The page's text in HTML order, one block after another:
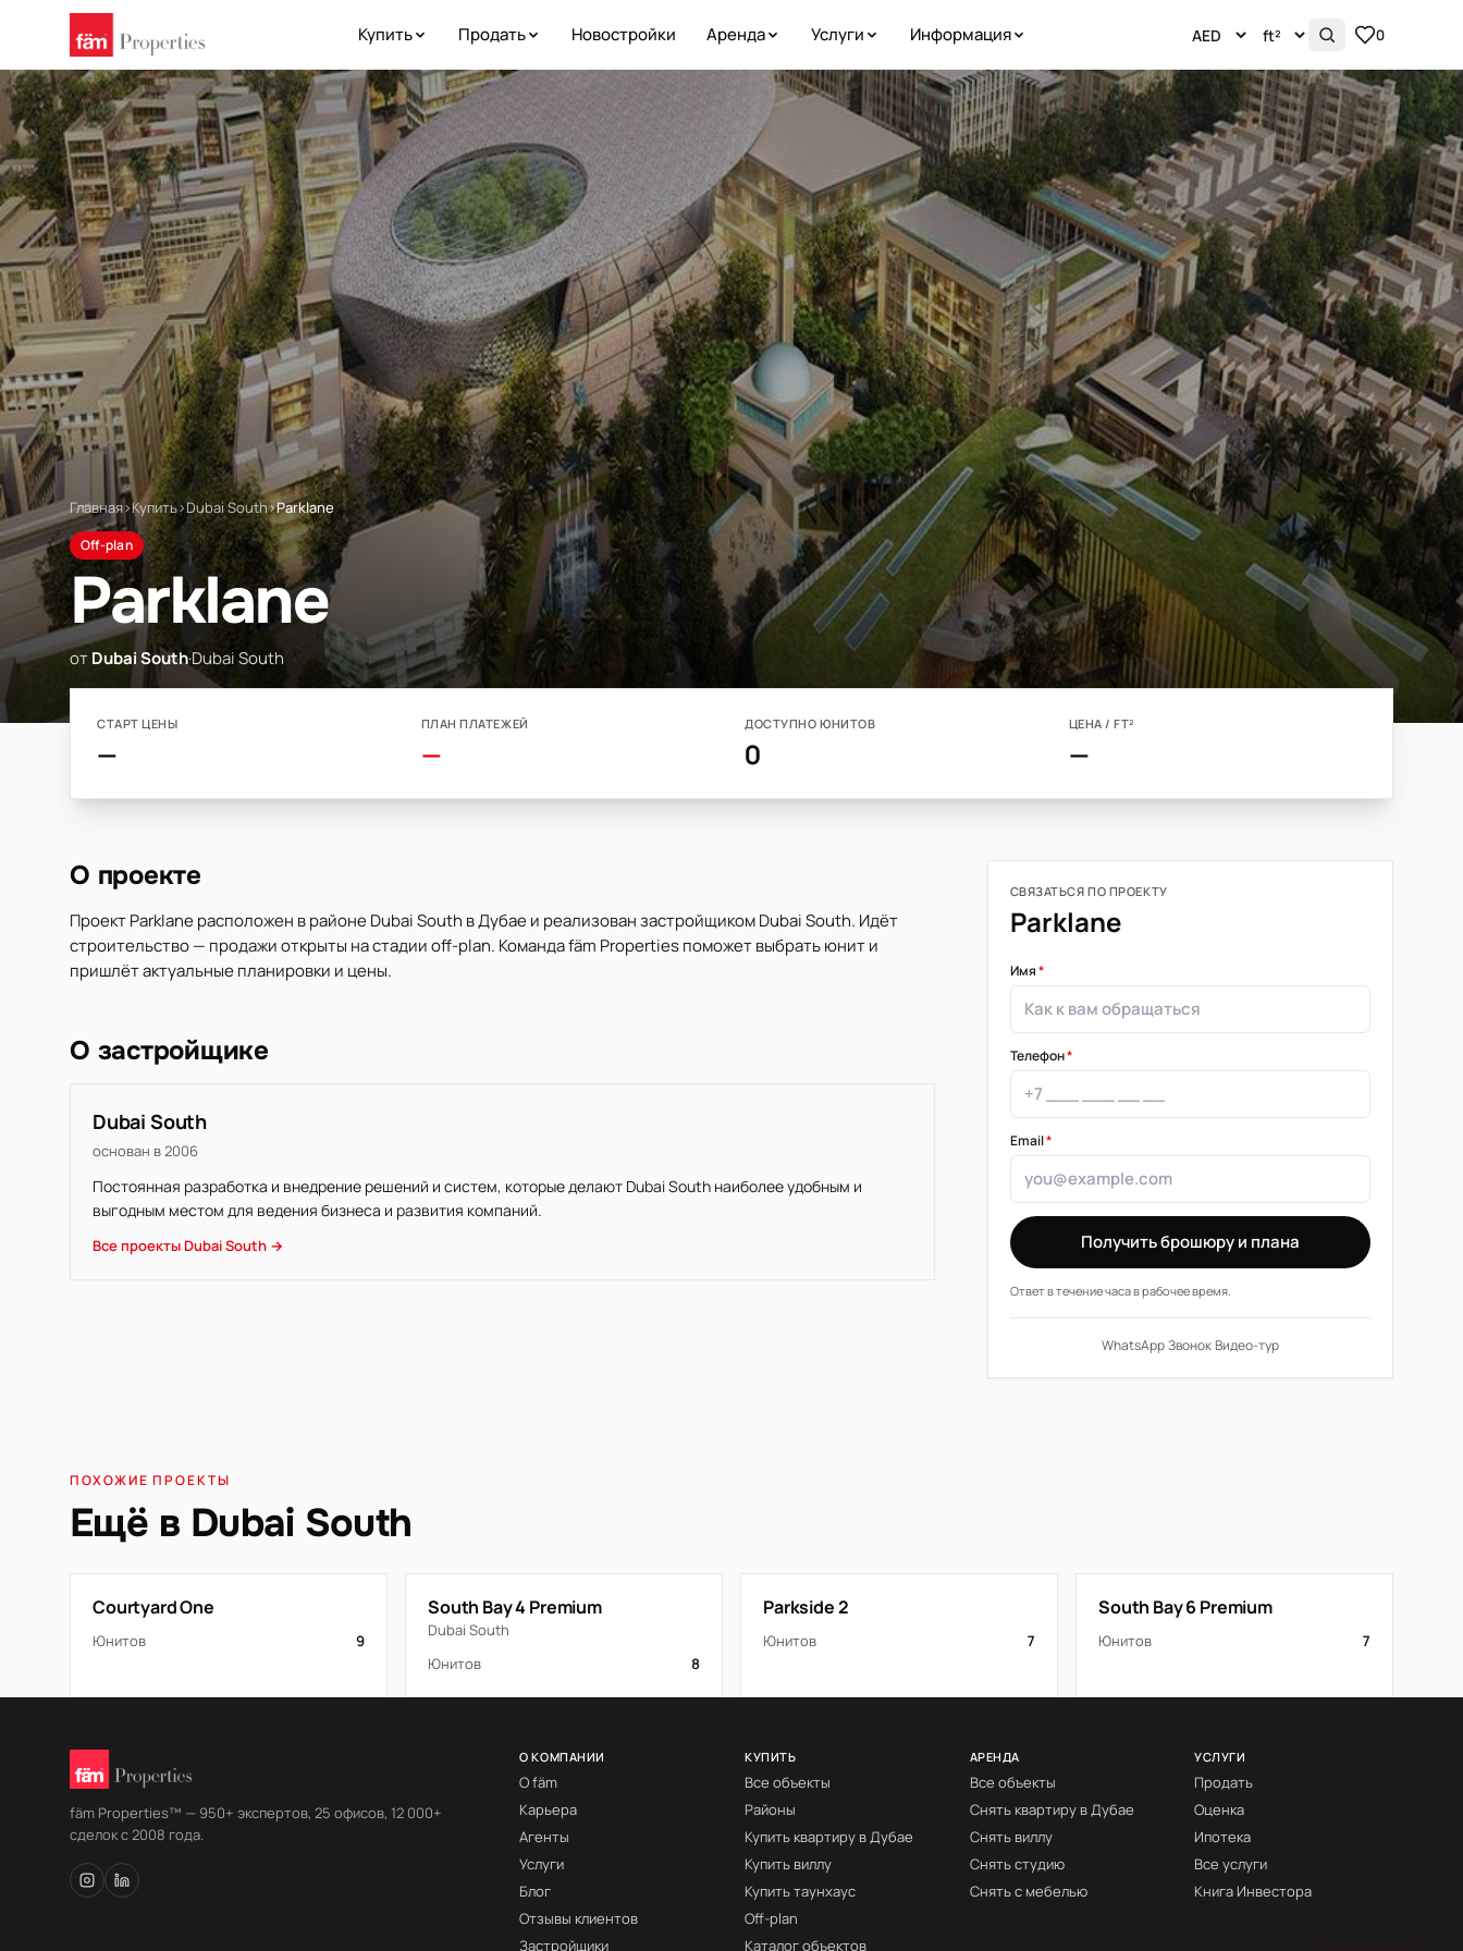
Купить Продать Новостройки Аренда Услуги Информация 0
Главная›Купить›Dubai South›Parklane
Off-plan
Parklane
отDubai South·Dubai South
СТАРТ ЦЕНЫ
—
ПЛАН ПЛАТЕЖЕЙ
—
ДОСТУПНО ЮНИТОВ
0
ЦЕНА / FT²
—
О проекте
Проект Parklane расположен в районе Dubai South в Дубае и реализован застройщиком Dubai South. Идёт
строительство — продажи открыты на стадии off-plan. Команда fäm Properties поможет выбрать юнит и
пришлёт актуальные планировки и цены.
О застройщике
Dubai South
основан в 2006
Постоянная разработка и внедрение решений и систем, которые делают Dubai South наиболее удобным и
выгодным местом для ведения бизнеса и развития компаний.
Все проекты Dubai South →
СВЯЗАТЬСЯ ПО ПРОЕКТУ
Parklane
Имя*
Телефон*
Email*
Получить брошюру и плана
Ответ в течение часа в рабочее время.
WhatsApp·Звонок·Видео-тур
ПОХОЖИЕ ПРОЕКТЫ
Ещё в Dubai South
Courtyard One
Юнитов 9
South Bay 4 Premium
Dubai South
Юнитов
8
Parkside 2
Юнитов 7
South Bay 6 Premium
Юнитов 7
fäm Properties™ — 950+ экспертов, 25 офисов, 12 000+
сделок с 2008 года.
О КОМПАНИИ
О fäm
Карьера
Агенты
Услуги
Блог
Отзывы клиентов
Застройщики
КУПИТЬ
Все объекты
Районы
Купить квартиру в Дубае
Купить виллу
Купить таунхаус
Off-plan
Каталог объектов
АРЕНДА
Все объекты
Снять квартиру в Дубае
Снять виллу
Снять студию
Снять с мебелью
УСЛУГИ
Продать
Оценка
Ипотека
Все услуги
Книга Инвестора